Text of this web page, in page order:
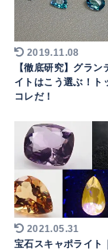
2019.11.08
【徹底研究】グラン
イトはこう選ぶ！ト
コレだ！
2021.05.31
宝石スキャポライト